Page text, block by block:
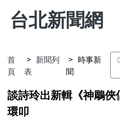
台北新聞網
首
頁
新聞列
表
時事新
聞
談詩玲出新輯《神鵰
環叩